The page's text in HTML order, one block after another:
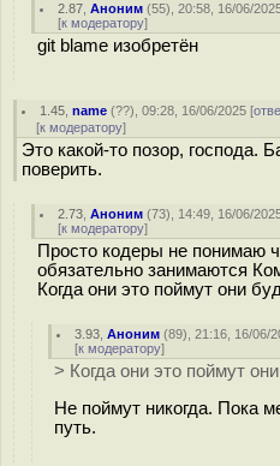
2.87 ,Аноним (55), 20:58, 16/06/
[к модератору]
git blame изобретён
1.45 ,name (??), 09:28, 16/06/2025 [
[к модератору]
Это какой-то позор, господа.
поверить.
2.73 ,Аноним (73), 14:49, 16/06/
[к модератору]
Просто кодеры не понимаю
обязательно занимаются
Когда они это поймут они
3.93 ,Аноним (89), 21:16, 16/06/
[к модератору]
> Когда они это поймут
Не поймут никогда. Пока
путь.